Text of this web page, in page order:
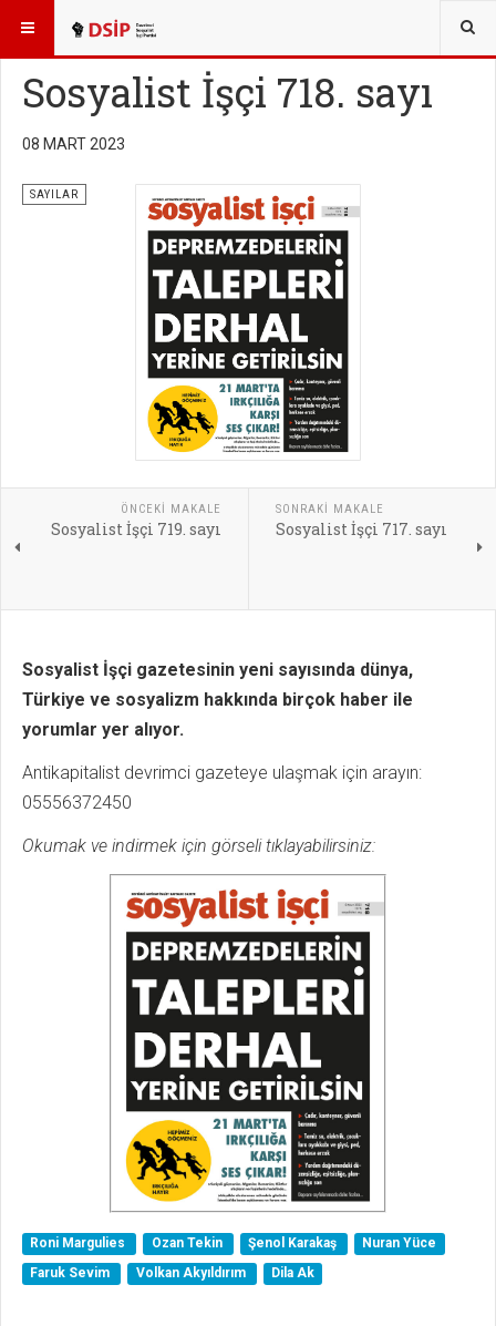
BURADASINIZ: YAYINLAR
Sosyalist İşçi 718. sayı
08 MART 2023
SAYILAR
ÖNCEKI MAKALE
Sosyalist İşçi 719. sayı
SONRAKI MAKALE
Sosyalist İşçi 717. sayı
Sosyalist İşçi gazetesinin yeni sayısında dünya,
Türkiye ve sosyalizm hakkında birçok haber ile
yorumlar yer alıyor.
Antikapitalist devrimci gazeteye ulaşmak için arayın:
05556372450
Okumak ve indirmek için görseli tıklayabilirsiniz:
Roni Margulies Ozan Tekin Şenol Karakaş
Nuran Yüce
Faruk Sevim
Volkan Akyıldırım Dila Ak